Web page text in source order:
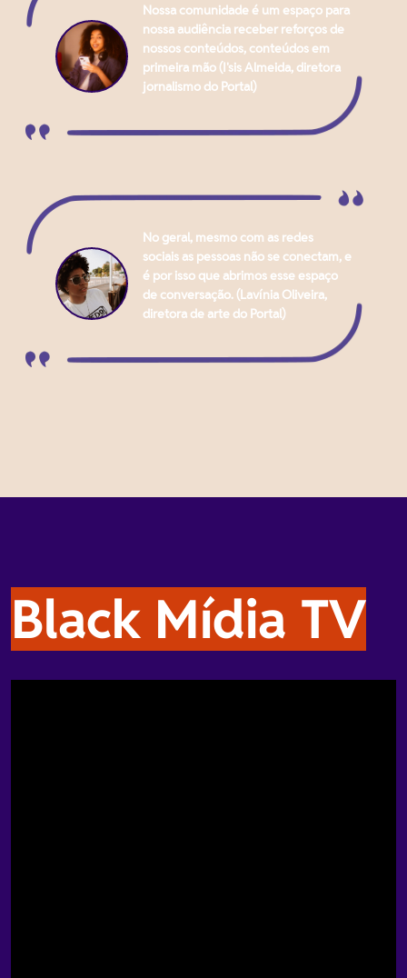
Nossa comunidade é um espaço para
nossa audiência receber reforços de
nossos conteúdos, conteúdos em
primeira mão (I'sis Almeida, diretora
jornalismo do Portal)
No geral, mesmo com as redes
sociais as pessoas não se conectam, e
é por isso que abrimos esse espaço
de conversação. (Lavínia Oliveira,
diretora de arte do Portal)
Black Mídia TV